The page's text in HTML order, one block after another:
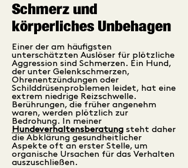
Schmerz und
körperliches Unbehagen
Einer der am häufigsten
unterschätzten Auslöser für plötzliche
Aggression sind Schmerzen. Ein Hund,
der unter Gelenkschmerzen,
Ohrenentzündungen oder
Schilddrüsenproblemen leidet, hat eine
extrem niedrige Reizschwelle.
Berührungen, die früher angenehm
waren, werden plötzlich zur
Bedrohung. In meiner
Hundeverhaltensberatung steht daher
die Abklärung gesundheitlicher
Aspekte oft an erster Stelle, um
organische Ursachen für das Verhalten
auszuschließen.